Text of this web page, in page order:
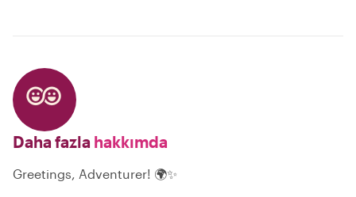
Daha fazla hakkımda
Greetings, Adventurer! 🌍✨